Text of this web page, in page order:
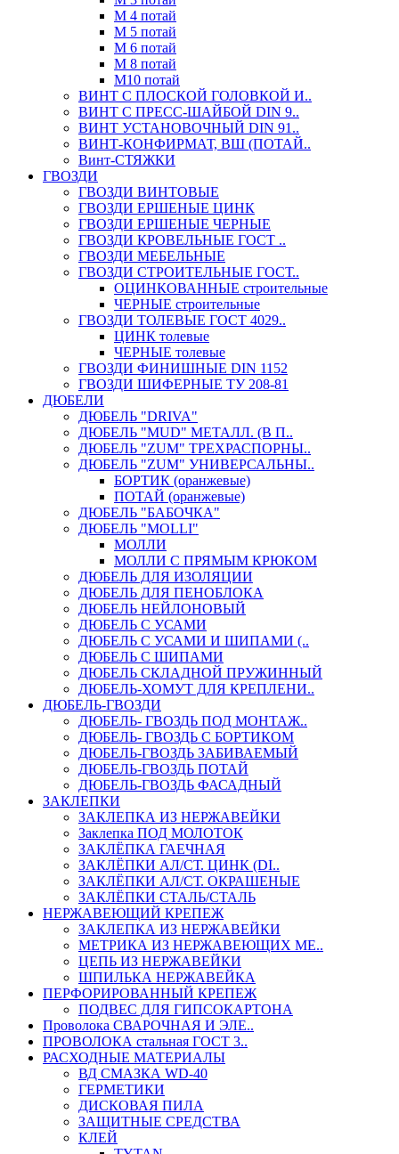
М 4 потай
М 5 потай
М 6 потай
М 8 потай
М10 потай
ВИНТ С ПЛОСКОЙ ГОЛОВКОЙ И..
ВИНТ С ПРЕСС-ШАЙБОЙ DIN 9..
ВИНТ УСТАНОВОЧНЫЙ DIN 91..
ВИНТ-КОНФИРМАТ, ВШ (ПОТАЙ..
Винт-СТЯЖКИ
ГВОЗДИ
ГВОЗДИ ВИНТОВЫЕ
ГВОЗДИ ЕРШЕНЫЕ ЦИНК
ГВОЗДИ ЕРШЕНЫЕ ЧЕРНЫЕ
ГВОЗДИ КРОВЕЛЬНЫЕ ГОСТ ..
ГВОЗДИ МЕБЕЛЬНЫЕ
ГВОЗДИ СТРОИТЕЛЬНЫЕ ГОСТ..
ОЦИНКОВАННЫЕ строительные
ЧЕРНЫЕ строительные
ГВОЗДИ ТОЛЕВЫЕ ГОСТ 4029..
ЦИНК толевые
ЧЕРНЫЕ толевые
ГВОЗДИ ФИНИШНЫЕ DIN 1152
ГВОЗДИ ШИФЕРНЫЕ ТУ 208-81
ДЮБЕЛИ
ДЮБЕЛЬ "DRIVA"
ДЮБЕЛЬ "MUD" МЕТАЛЛ. (В П..
ДЮБЕЛЬ "ZUM" ТРЕХРАСПОРНЫ..
ДЮБЕЛЬ "ZUM" УНИВЕРСАЛЬНЫ..
БОРТИК (оранжевые)
ПОТАЙ (оранжевые)
ДЮБЕЛЬ "БАБОЧКА"
ДЮБЕЛЬ "МOLLI"
МОЛЛИ
МОЛЛИ С ПРЯМЫМ КРЮКОМ
ДЮБЕЛЬ ДЛЯ ИЗОЛЯЦИИ
ДЮБЕЛЬ ДЛЯ ПЕНОБЛОКА
ДЮБЕЛЬ НЕЙЛОНОВЫЙ
ДЮБЕЛЬ С УСАМИ
ДЮБЕЛЬ С УСАМИ И ШИПАМИ (..
ДЮБЕЛЬ С ШИПАМИ
ДЮБЕЛЬ СКЛАДНОЙ ПРУЖИННЫЙ
ДЮБЕЛЬ-ХОМУТ ДЛЯ КРЕПЛЕНИ..
ДЮБЕЛЬ-ГВОЗДИ
ДЮБЕЛЬ- ГВОЗДЬ ПОД МОНТАЖ..
ДЮБЕЛЬ- ГВОЗДЬ С БОРТИКОМ
ДЮБЕЛЬ-ГВОЗДЬ ЗАБИВАЕМЫЙ
ДЮБЕЛЬ-ГВОЗДЬ ПОТАЙ
ДЮБЕЛЬ-ГВОЗДЬ ФАСАДНЫЙ
ЗАКЛЕПКИ
ЗАКЛЕПКА ИЗ НЕРЖАВЕЙКИ
Заклепка ПОД МОЛОТОК
ЗАКЛЁПКА ГАЕЧНАЯ
ЗАКЛЁПКИ АЛ/СТ. ЦИНК (DI..
ЗАКЛЁПКИ АЛ/СТ. ОКРАШЕНЫЕ
ЗАКЛЁПКИ СТАЛЬ/СТАЛЬ
НЕРЖАВЕЮЩИЙ КРЕПЕЖ
ЗАКЛЕПКА ИЗ НЕРЖАВЕЙКИ
МЕТРИКА ИЗ НЕРЖАВЕЮЩИХ МЕ..
ЦЕПЬ ИЗ НЕРЖАВЕЙКИ
ШПИЛЬКА НЕРЖАВЕЙКА
ПЕРФОРИРОВАННЫЙ КРЕПЕЖ
ПОДВЕС ДЛЯ ГИПСОКАРТОНА
Проволока СВАРОЧНАЯ И ЭЛЕ..
ПРОВОЛОКА стальная ГОСТ 3..
РАСХОДНЫЕ МАТЕРИАЛЫ
ВД СМАЗКА WD-40
ГЕРМЕТИКИ
ДИСКОВАЯ ПИЛА
ЗАЩИТНЫЕ СРЕДСТВА
КЛЕЙ